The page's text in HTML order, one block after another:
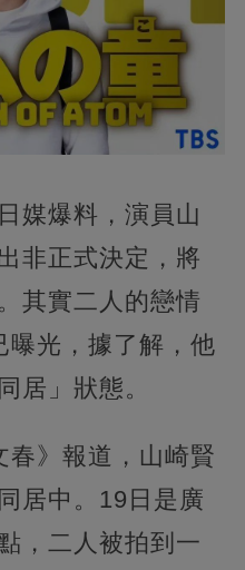
媒爆料，演員山
非正式決定，將
其實二人的戀情
曝光，據了解，他
居」狀態。
春》報道，山崎賢
居中。19日是廣
，二人被拍到一